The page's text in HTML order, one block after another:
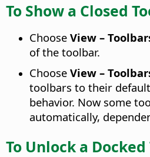
To Show a Closed
Choose View –
of the toolbar.
Choose View –
toolbars to their
behavior. Now some
automatically,
To Unlock a